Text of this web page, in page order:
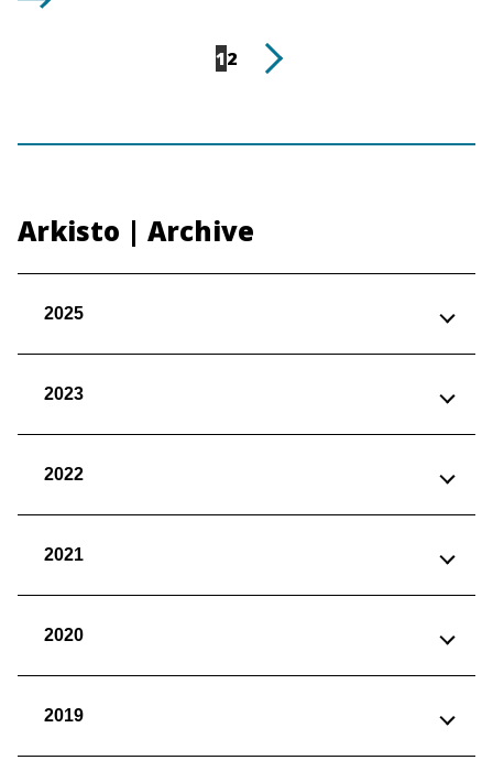
Sivu
1Sivu
2 Seuraava
Arkisto | Archive
2025
2023
2022
2021
2020
2019